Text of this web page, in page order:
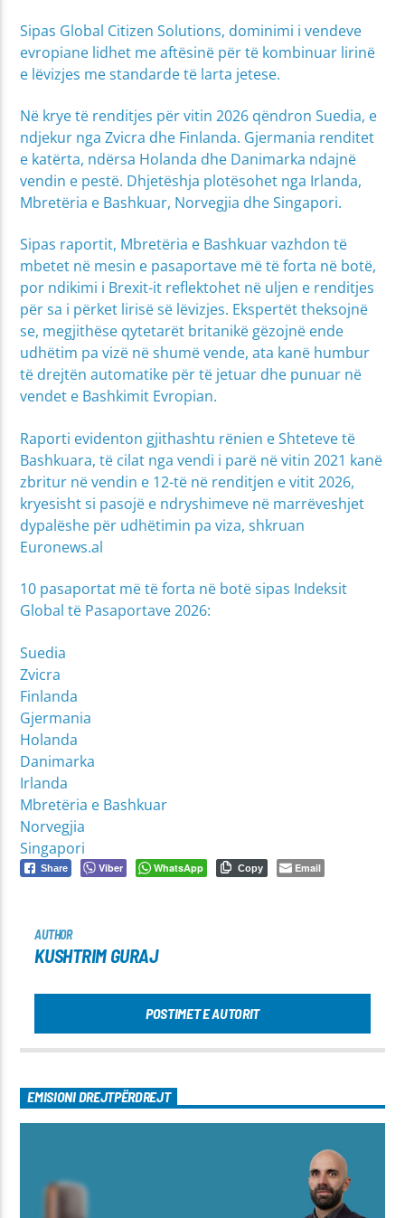
Sipas Global Citizen Solutions, dominimi i vendeve
evropiane lidhet me aftësinë për të kombinuar lirinë
e lëvizjes me standarde të larta jetese.
Në krye të renditjes për vitin 2026 qëndron Suedia, e
ndjekur nga Zvicra dhe Finlanda. Gjermania renditet
e katërta, ndërsa Holanda dhe Danimarka ndajnë
vendin e pestë. Dhjetëshja plotësohet nga Irlanda,
Mbretëria e Bashkuar, Norvegjia dhe Singapori.
Sipas raportit, Mbretëria e Bashkuar vazhdon të
mbetet në mesin e pasaportave më të forta në botë,
por ndikimi i Brexit-it reflektohet në uljen e renditjes
për sa i përket lirisë së lëvizjes. Ekspertët theksojnë
se, megjithëse qytetarët britanikë gëzojnë ende
udhëtim pa vizë në shumë vende, ata kanë humbur
të drejtën automatike për të jetuar dhe punuar në
vendet e Bashkimit Evropian.
Raporti evidenton gjithashtu rënien e Shteteve të
Bashkuara, të cilat nga vendi i parë në vitin 2021 kanë
zbritur në vendin e 12-të në renditjen e vitit 2026,
kryesisht si pasojë e ndryshimeve në marrëveshjet
dypalëshe për udhëtimin pa viza, shkruan
Euronews.al
10 pasaportat më të forta në botë sipas Indeksit
Global të Pasaportave 2026:
Suedia
Zvicra
Finlanda
Gjermania
Holanda
Danimarka
Irlanda
Mbretëria e Bashkuar
Norvegjia
Singapori
Share Viber WhatsApp Copy Email
AUTHOR
KUSHTRIM GURAJ
POSTIMET E AUTORIT
EMISIONI DREJTPËRDREJT